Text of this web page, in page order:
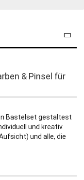
& Pinsel für
Bastelset gestaltest
und kreativ.
und alle, die